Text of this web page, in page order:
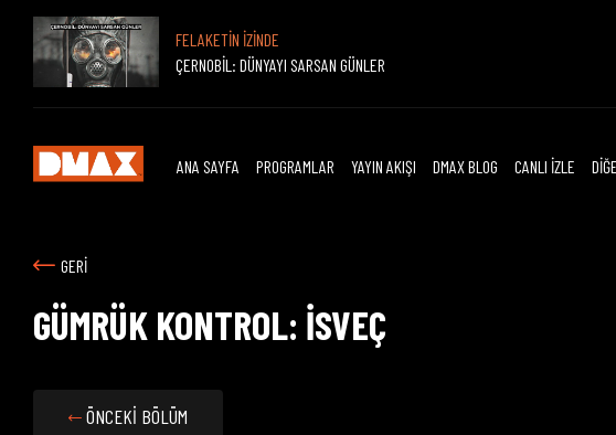
FELAKETİN İZİNDE
ÇERNOBİL: DÜNYAYI SARSAN GÜNLER
ANA SAYFA PROGRAMLAR YAYIN AKIŞI DMAX BLOG CANLI İZLE
GERİ
GÜMRÜK KONTROL: İSVEÇ
ÖNCEKİ BÖLÜM